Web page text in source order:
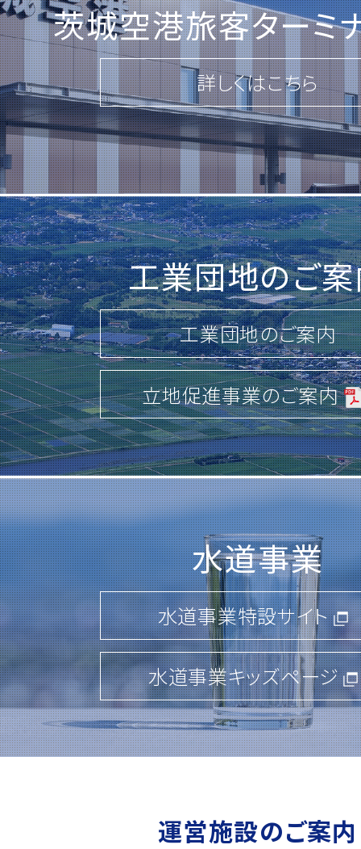
「第67-200号 北浦複合団地 伐木
2)」
「第67-201号 北浦複合団地 伐木
3)」
詳しくはこちら
一般競争入札のご案内 2026.02.20
「第68-208号 茨城中央工業団地(
路改良舗装・上水整備工事(その3)」
「第68-209号 茨城中央工業団地(
路改良舗装・上水整備工事(その4)」
詳しくはこちら
一般競争入札のご案内 2026.02.02
「第65-278号 茨城中央工業団地
工事」
詳しくはこちら
一般競争入札のご案内 2026.01.08
「第80-22号 ひたちなか地区(第2期
「第76-44号 坂東山地区 交差点改
茨城空港旅客ターミ
詳しくはこちら
工業団地のご
工業団地のご案内
立地促進事業のご案内
水道事業
水道事業特設サイト
水道事業キッズページ
運営施設のご案内